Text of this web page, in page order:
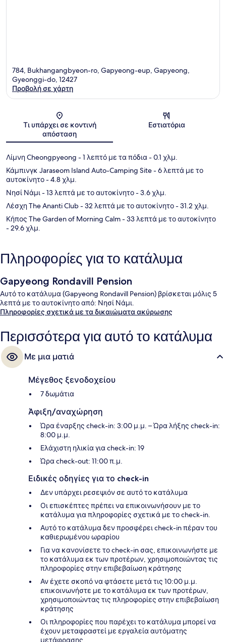
784, Bukhangangbyeon-ro, Gapyeong-eup, Gapyeong,
Gyeonggi-do, 12427
Προβολή σε χάρτη
Τι υπάρχει σε κοντινή
απόσταση
Εστιατόρια
Λίμνη Cheongpyeong - 1 λεπτό με τα πόδια- 0.1 χλμ.
Κάμπινγκ Jaraseom Island Auto-Camping Site- 6 λεπτά με το
αυτοκίνητο- 4.8 χλμ.
Νησί Νάμι- 13 λεπτά με το αυτοκίνητο- 3.6 χλμ.
Λέσχη The Ananti Club- 32 λεπτά με το αυτοκίνητο- 31.2 χλμ.
Κήπος The Garden of Morning Calm- 33 λεπτά με το αυτοκίνητο
- 29.6 χλμ.
Πληροφορίες για το κατάλυμα
Gapyeong Rondavill Pension
Αυτό το κατάλυμα (Gapyeong Rondavill Pension) βρίσκεται μόλις 5
λεπτά με το αυτοκίνητο από: Νησί Νάμι.
Πληροφορίες σχετικά με τα δικαιώματα ακύρωσης
Περισσότερα για αυτό το κατάλυμα
Με μια ματιά
Μέγεθος ξενοδοχείου
7 δωμάτια
Άφιξη/αναχώρηση
Ώρα έναρξης check-in: 3:00 μ.μ. – Ώρα λήξης check-in:
8:00 μ.μ.
Ελάχιστη ηλικία για check-in: 19
Ώρα check-out: 11:00 π.μ.
Ειδικές οδηγίες για το check-in
Δεν υπάρχει ρεσεψιόν σε αυτό το κατάλυμα
Οι επισκέπτες πρέπει να επικοινωνήσουν με το
κατάλυμα για πληροφορίες σχετικά με το check-in.
Αυτό το κατάλυμα δεν προσφέρει check-in πέραν του
καθιερωμένου ωραρίου
Για να κανονίσετε το check-in σας, επικοινωνήστε με
το κατάλυμα εκ των προτέρων, χρησιμοποιώντας τις
πληροφορίες στην επιβεβαίωση κράτησης
Αν έχετε σκοπό να φτάσετε μετά τις 10:00 μ.μ.
επικοινωνήστε με το κατάλυμα εκ των προτέρων,
χρησιμοποιώντας τις πληροφορίες στην επιβεβαίωση
κράτησης
Οι πληροφορίες που παρέχει το κατάλυμα μπορεί να
έχουν μεταφραστεί με εργαλεία αυτόματης
μετάφρασης.